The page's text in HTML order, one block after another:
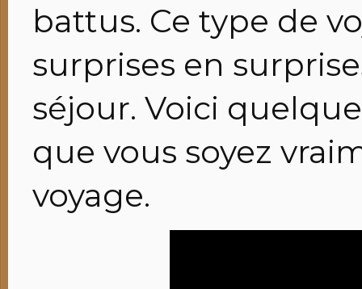
battus. Ce type de
surprises en
séjour. Voici
que vous soyez
voyage.